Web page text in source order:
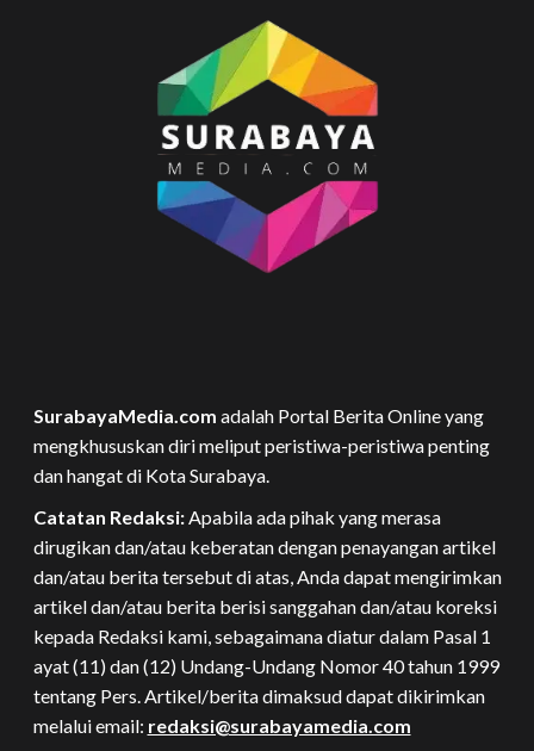
SurabayaMedia.com adalah Portal Berita Online yang
mengkhususkan diri meliput peristiwa-peristiwa penting
dan hangat di Kota Surabaya.
Catatan Redaksi:Apabila ada pihak yang merasa
dirugikan dan/atau keberatan dengan penayangan artikel
dan/atau berita tersebut di atas, Anda dapat mengirimkan
artikel dan/atau berita berisi sanggahan dan/atau koreksi
kepada Redaksi kami, sebagaimana diatur dalam Pasal 1
ayat (11) dan (12) Undang-Undang Nomor 40 tahun 1999
tentang Pers. Artikel/berita dimaksud dapat dikirimkan
melalui email: redaksi@surabayamedia.com